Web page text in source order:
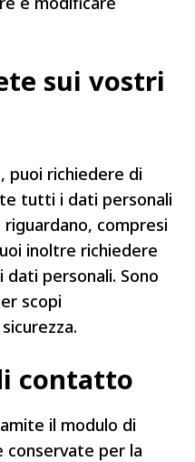
sui vostri
puoi richiedere di
tutti i dati personali
compresi
inoltre richiedere
dati personali. Sono
scopi
contatto
il modulo di
per la